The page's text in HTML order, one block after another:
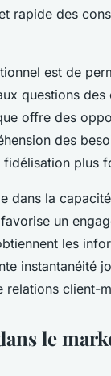
rapide des
est de
questions
offre des
des
fidélisation plus
dans la
un
les
instantanéité
client-
le